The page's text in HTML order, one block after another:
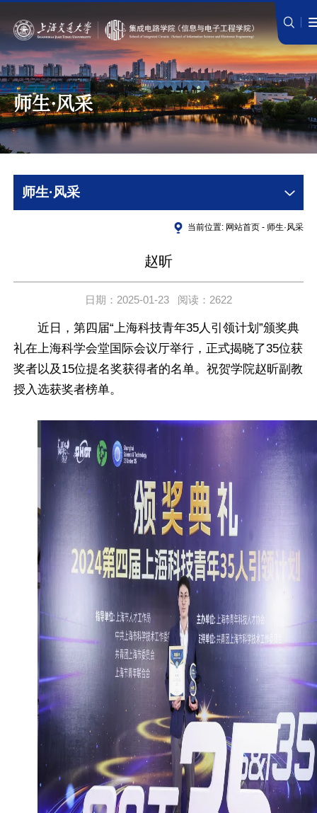
师生·风采
师生·风采
当前位置: 网站首页 - 师生·风采
赵昕
日期：2025-01-23 阅读：2622
近日，第四届“上海科技青年35人引领计划”颁奖典
礼在上海科学会堂国际会议厅举行，正式揭晓了35位获
奖者以及15位提名奖获得者的名单。祝贺学院赵昕副教
授入选获奖者榜单。